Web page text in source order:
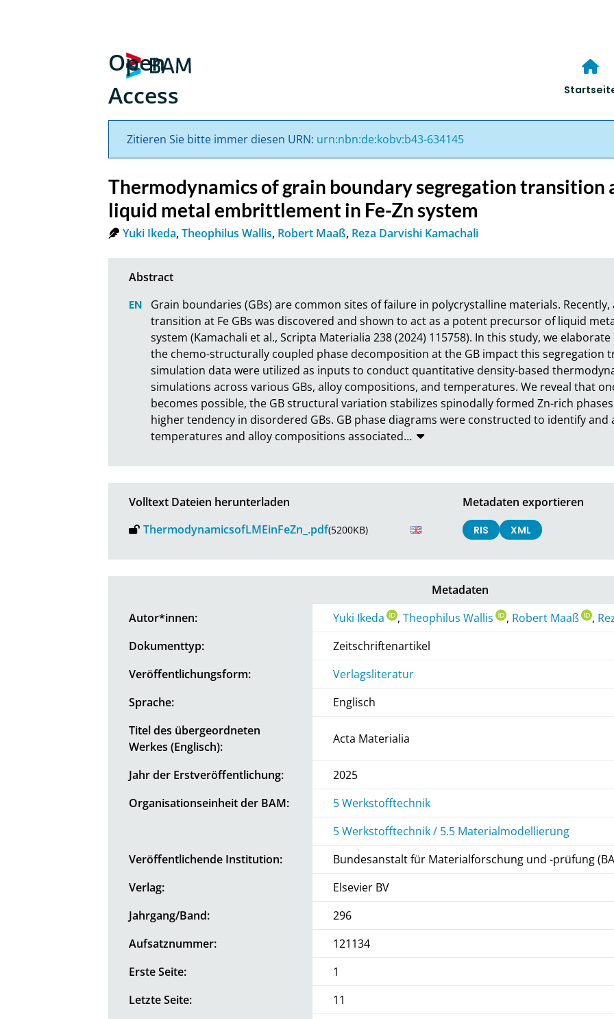
Open
Access
Zitieren Sie bitte immer diesen URN: urn:nbn:de:kobv:b43-634145
Thermodynamics of grain boundary segregation transition
liquid metal embrittlement in Fe-Zn system
Yuki Ikeda,Theophilus Wallis, Robert Maaß, Reza Darvishi Kamachali
Grain boundaries (GBs) are common sites of failure in polycrystalline materials. Recently,
transition at Fe GBs was discovered and shown to act as a potent precursor of liquid
system (Kamachali et al., Scripta Materialia 238 (2024) 115758). In this study, we
the chemo-structurally coupled phase decomposition at the GB impact this segregation
simulation data were utilized as inputs to conduct quantitative density-based
simulations across various GBs, alloy compositions, and temperatures. We reveal that
becomes possible, the GB structural variation stabilizes spinodally formed Zn-rich
higher tendency in disordered GBs. GB phase diagrams were constructed to identify and
temperatures and alloy compositions associated…
Volltext Dateien herunterladen
ThermodynamicsofLMEinFeZn_.pdf(5200KB)
Metadaten exportieren
RIS XML
Metadaten
Autor*innen:
Yuki Ikeda ,Theophilus Wallis , Robert Maaß ,
Dokumenttyp:
Zeitschriftenartikel
Veröffentlichungsform:
Verlagsliteratur
Sprache:
Englisch
Titel des übergeordneten
Werkes (Englisch):
Acta Materialia
Jahr der Erstveröffentlichung:
2025
Organisationseinheit der BAM:
5 Werkstofftechnik
5 Werkstofftechnik / 5.5 Materialmodellierung
Veröffentlichende Institution:
Bundesanstalt für Materialforschung und -prüfung
Verlag:
Elsevier BV
Jahrgang/Band:
296
Aufsatznummer:
121134
Erste Seite:
1
Letzte Seite:
11